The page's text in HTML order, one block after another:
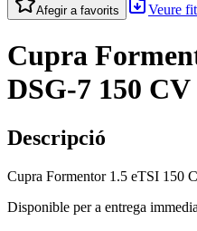
Afegir a favorits Veure
Cupra
DSG-7 150 CV
Descripció
Cupra Formentor 1.5 eTSI 150
Disponible per a entrega